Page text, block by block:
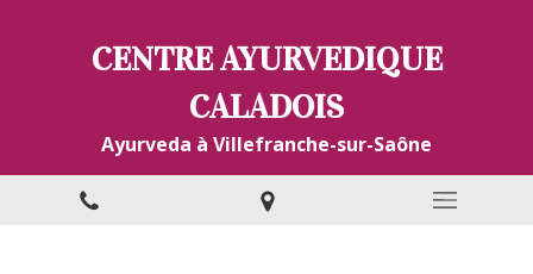
CENTRE AYURVEDIQUE
CALADOIS
Ayurveda à Villefranche-sur-Saône